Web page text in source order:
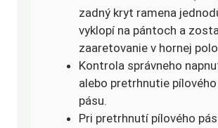
zadný kryt ramena
vyklopí na pántoch a
zaaretovanie v hornej
Kontrola správneho
alebo pretrhnutie pílového
pásu.
Pri pretrhnutí pílového